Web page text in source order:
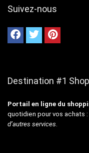
Suivez-nous
Destination #1
Portail en ligne du
quotidien pour vos achats :
d’autres services.